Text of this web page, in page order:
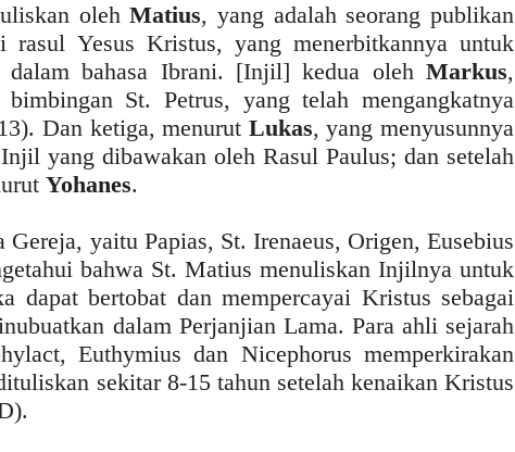
olehMatius, yang adalah seorang publikan
rasul Yesus Kristus, yang menerbitkannya untuk
dalam bahasa Ibrani. [Injil] kedua oleh Markus,
St. Petrus, yang telah mengangkatnya
Dan ketiga, menurut Lukas, yang menyusunnya
yang dibawakan oleh Rasul Paulus; dan setelah
Yohanes.
Gereja, yaitu Papias, St. Irenaeus, Origen, Eusebius
bahwa St. Matius menuliskan Injilnya untuk
dapat bertobat dan mempercayai Kristus sebagai
dalam Perjanjian Lama. Para ahli sejarah
Euthymius dan Nicephorus memperkirakan
sekitar 8-15 tahun setelah kenaikan Kristus